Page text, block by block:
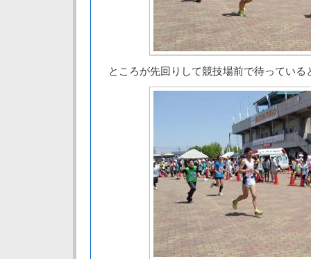
ところが先回りして競技場前で待っている